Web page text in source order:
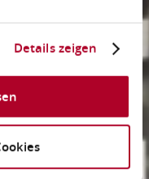
Details zeigen